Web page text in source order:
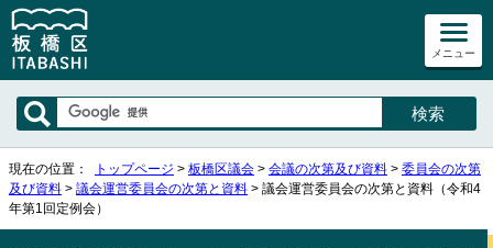
メニュー
現在の位置： トップページ > 板橋区議会 > 会議の次第及び資料 > 委員会の次第
及び資料 > 議会運営委員会の次第と資料 > 議会運営委員会の次第と資料（令和4
年第1回定例会）